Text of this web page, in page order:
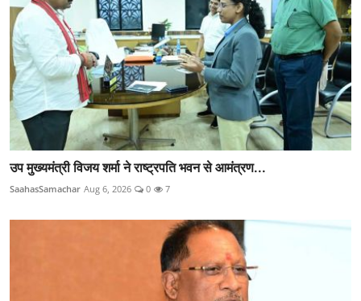
उप मुख्यमंत्री विजय शर्मा ने राष्ट्रपति भवन से आमंत्रण...
SaahasSamachar Aug 6, 2026 0 7